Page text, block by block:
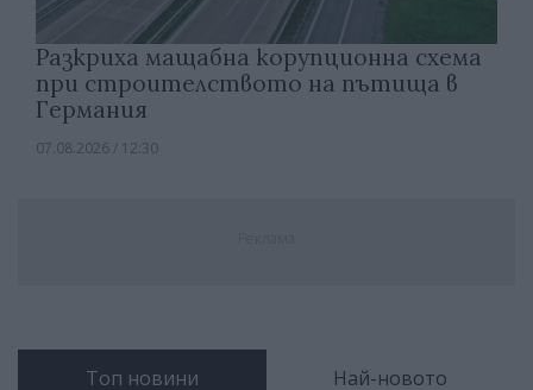
Разкриха мащабна корупционна схема
при строителството на пътища в
Германия
07.08.2026 / 12:30
Топ новини Най-новото